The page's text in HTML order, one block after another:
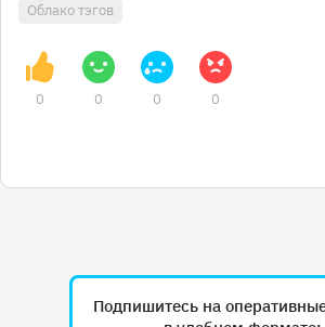
Облако тэгов
0 0 0 0
Подпишитесь на